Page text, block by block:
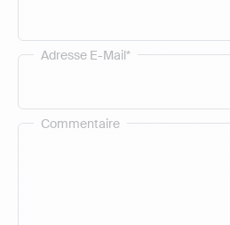
Commentaire
Adresse E-Mail*